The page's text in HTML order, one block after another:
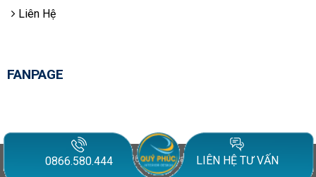
Liên Hệ
FANPAGE
Copyright 2026 ©noithatquyphuc.vn
0866.580.444 LIÊN HỆ TƯ VẤN